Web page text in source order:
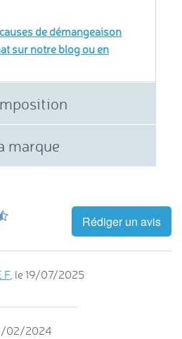
de démangeaison
sur notre blog ou en
marque
Rédiger un avis
F, le 19/07/2025
02/2024